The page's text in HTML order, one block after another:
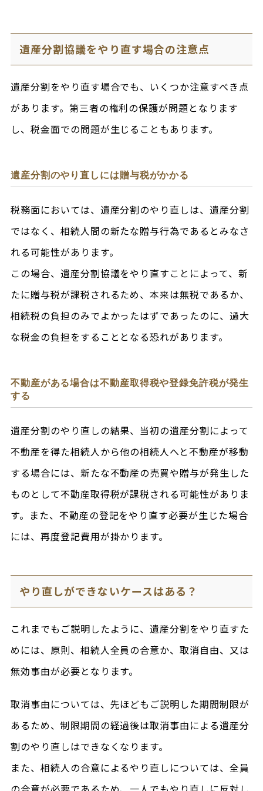
遺産分割協議をやり直す場合の注意点
遺産分割をやり直す場合でも、いくつか注意すべき点
があります。第三者の権利の保護が問題となります
し、税金面での問題が生じることもあります。
遺産分割のやり直しには贈与税がかかる
税務面においては、遺産分割のやり直しは、遺産分割
ではなく、相続人間の新たな贈与行為であるとみなさ
れる可能性があります。
この場合、遺産分割協議をやり直すことによって、新
たに贈与税が課税されるため、本来は無税であるか、
相続税の負担のみでよかったはずであったのに、過大
な税金の負担をすることとなる恐れがあります。
不動産がある場合は不動産取得税や登録免許税が発生
する
遺産分割のやり直しの結果、当初の遺産分割によって
不動産を得た相続人から他の相続人へと不動産が移動
する場合には、新たな不動産の売買や贈与が発生した
ものとして不動産取得税が課税される可能性がありま
す。また、不動産の登記をやり直す必要が生じた場合
には、再度登記費用が掛かります。
やり直しができないケースはある？
これまでもご説明したように、遺産分割をやり直すた
めには、原則、相続人全員の合意か、取消自由、又は
無効事由が必要となります。
取消事由については、先ほどもご説明した期間制限が
あるため、制限期間の経過後は取消事由による遺産分
割のやり直しはできなくなります。
また、相続人の合意によるやり直しについては、全員